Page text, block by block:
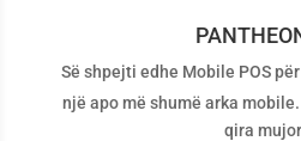
Së shpejti edhe Mobile POS
një apo më shumë arka
qira